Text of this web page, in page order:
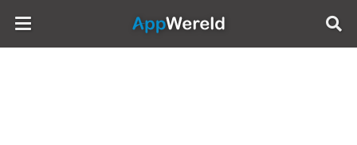
AppWereld